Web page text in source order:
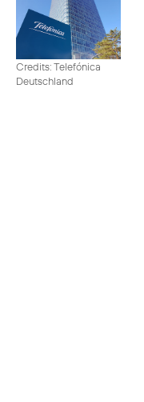
Credits: Telefónica
Deutschland